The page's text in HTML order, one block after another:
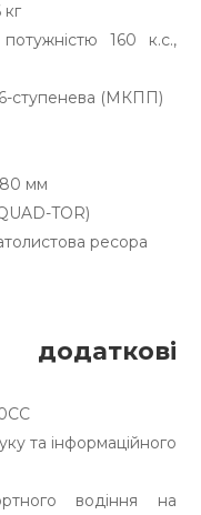
160 к.с.,
6-ступенева (МКПП)
мм
TOR)
ресора
та інформаційного
водіння на